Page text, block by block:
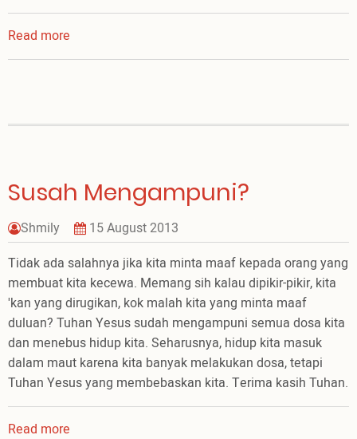
Read more
Mengobrol
Susah Mengampuni?
Shmily
15 August 2013
Tidak ada salahnya jika kita minta maaf kepada orang yang
membuat kita kecewa. Memang sih kalau dipikir-pikir, kita
'kan yang dirugikan, kok malah kita yang minta maaf
duluan? Tuhan Yesus sudah mengampuni semua dosa kita
dan menebus hidup kita. Seharusnya, hidup kita masuk
dalam maut karena kita banyak melakukan dosa, tetapi
Tuhan Yesus yang membebaskan kita. Terima kasih Tuhan.
Read more